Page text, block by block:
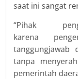
saat ini sangat
“Pihak
karena
tanggungjawab
tanpa
pemerintah